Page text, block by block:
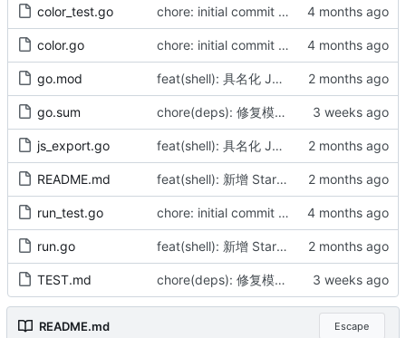
color_test.go chore: initial commit of shell module v1.0.4 (by AI)
color.go chore: initial commit of shell module v1.0.4 (by AI)
go.mod feat(shell): 具名化 JS 导出并动态包裹错误（by AI）
go.sum chore(deps): 修复模块 checksum（by AI）
js_export.go feat(shell): 具名化 JS 导出并动态包裹错误（by AI）
README.md feat(shell): 新增 Start 方法支持异步进程管理（by AI）
run_test.go chore: initial commit of shell module v1.0.4 (by AI)
run.go feat(shell): 新增 Start 方法支持异步进程管理（by AI）
TEST.md chore(deps): 修复模块 checksum（by AI）
README.md Escape